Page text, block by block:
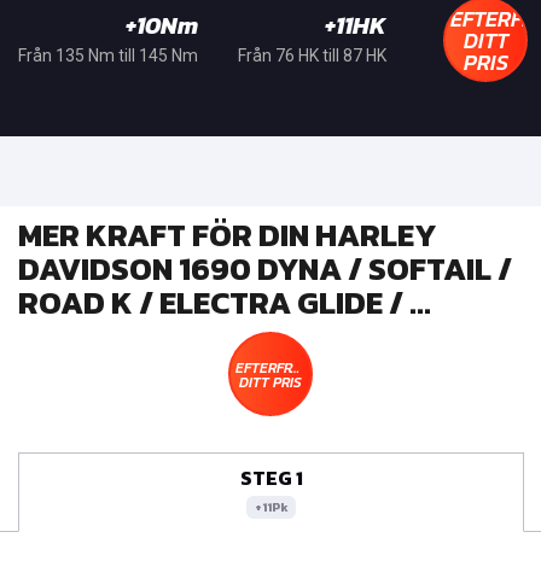
+10Nm
Från 135 Nm till 145 Nm
+11HK
Från 76 HK till 87 HK DITT
PRIS
MER KRAFT FÖR DIN HARLEY
DAVIDSON 1690 DYNA / SOFTAIL /
ROAD K / ELECTRA GLIDE / ...
EFTERFRÅGA
DITT PRIS
STEG 1
+11Pk